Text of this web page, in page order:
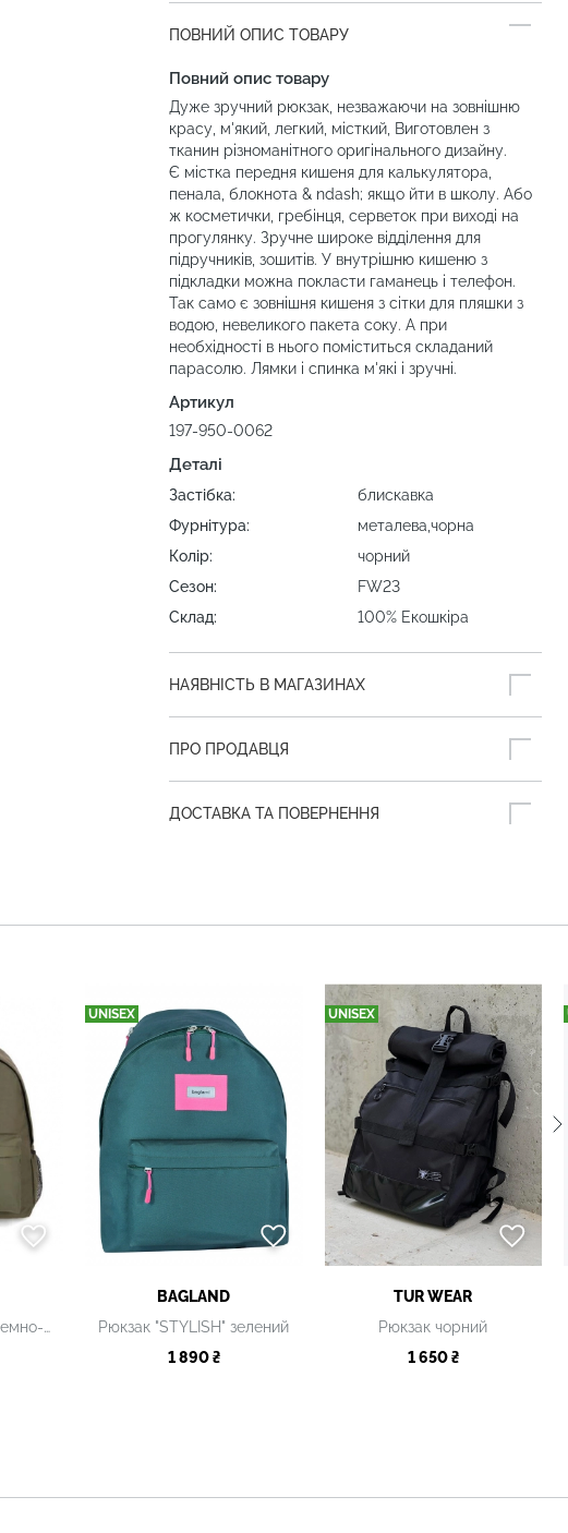
ПОВНИЙ ОПИС ТОВАРУ
Повний опис товару
Дуже зручний рюкзак, незважаючи на зовнішню
красу, м'який, легкий, місткий, Виготовлен з
тканин різноманітного оригінального дизайну.
Є містка передня кишеня для калькулятора,
пенала, блокнота & ndash; якщо йти в школу. Або
ж косметички, гребінця, серветок при виході на
прогулянку. Зручне широке відділення для
підручників, зошитів. У внутрішню кишеню з
підкладки можна покласти гаманець і телефон.
Так само є зовнішня кишеня з сітки для пляшки з
водою, невеликого пакета соку. А при
необхідності в нього поміститься складаний
парасолю. Лямки і спинка м'які і зручні.
Артикул
197-950-0062
Деталі
Застібка:
блискавка
Фурнітура:
металева,чорна
Колір:
чорний
Сезон:
FW23
Склад:
100% Екошкіра
НАЯВНІСТЬ В МАГАЗИНАХ
ПРО ПРОДАВЦЯ
ДОСТАВКА ТА ПОВЕРНЕННЯ
Рюкзак "Stylish M" темно-зелений
UNISEX
BAGLAND
Рюкзак "STYLISH" зелений
1 890 ₴
UNISEX
TUR WEAR
Рюкзак чорний
1 650 ₴